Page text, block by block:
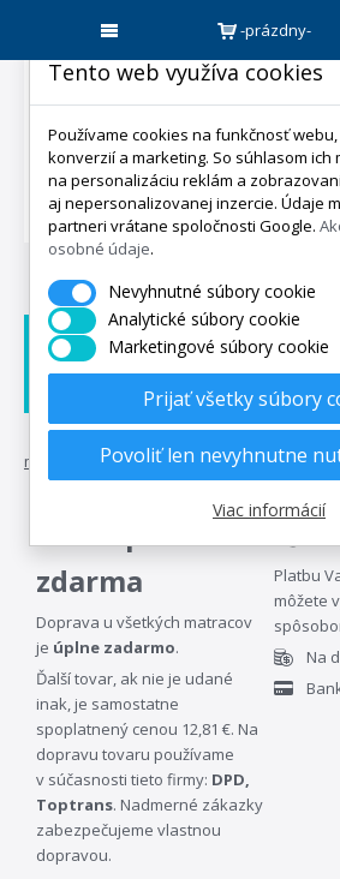
-prázdny-
Doprava zadarmo
Expedicia do 5 dní
mpo-matrace.sk • všetko o nákupe
zdarma
Doprava u všetkých matracov
je úplne zadarmo.
Ďalší tovar, ak nie je udané
inak, je samostatne
spoplatnený cenou 12,81 €. Na
dopravu tovaru používame
v súčasnosti tieto firmy: DPD,
Toptrans. Nadmerné zákazky
zabezpečujeme vlastnou
dopravou.
Platbu
môžete
Na
Tento web využíva cookies
Používame cookies na funkčnosť
konverzií a marketing. So súhlasom ich
na personalizáciu reklám a
aj nepersonalizovanej inzercie. Údaje
partneri vrátane spoločnosti Google.
osobné údaje.
Nevyhnutné súbory cookie
Analytické súbory cookie
Marketingové súbory cookie
Prijať všetky súbory
Povoliť len nevyhnutne
Viac informácií